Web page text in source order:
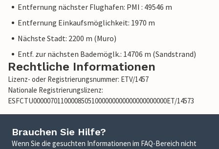
Entfernung nächster Flughafen: PMI : 49546 m
Entfernung Einkaufsmöglichkeit: 1970 m
Nächste Stadt: 2200 m (Muro)
Entf. zur nächsten Bademöglk.: 14706 m (Sandstrand)
Rechtliche Informationen
Lizenz- oder Registrierungsnummer: ETV/1457
Nationale Registrierungslizenz:
ESFCTU000007011000085051000000000000000000000ET/14573
Brauchen Sie Hilfe?
Wenn Sie die gesuchten Informationen im FAQ-Bereich nicht